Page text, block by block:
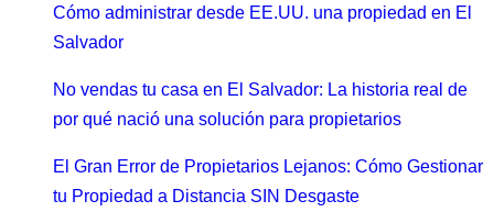
Cómo administrar desde EE.UU. una propiedad en El
Salvador
No vendas tu casa en El Salvador: La historia real de
por qué nació una solución para propietarios
El Gran Error de Propietarios Lejanos: Cómo Gestionar
tu Propiedad a Distancia SIN Desgaste